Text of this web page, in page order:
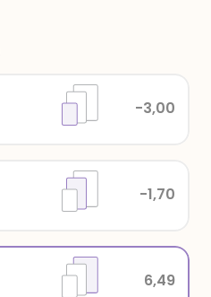
6,49
-1,70
-3,00